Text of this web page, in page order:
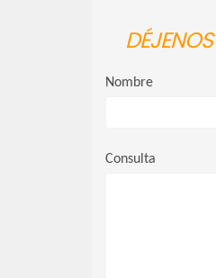
Nombre
Consulta